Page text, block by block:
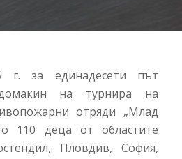
за единадесети път
на турнира на
отряди „Млад
110 деца от областите
Пловдив, София,